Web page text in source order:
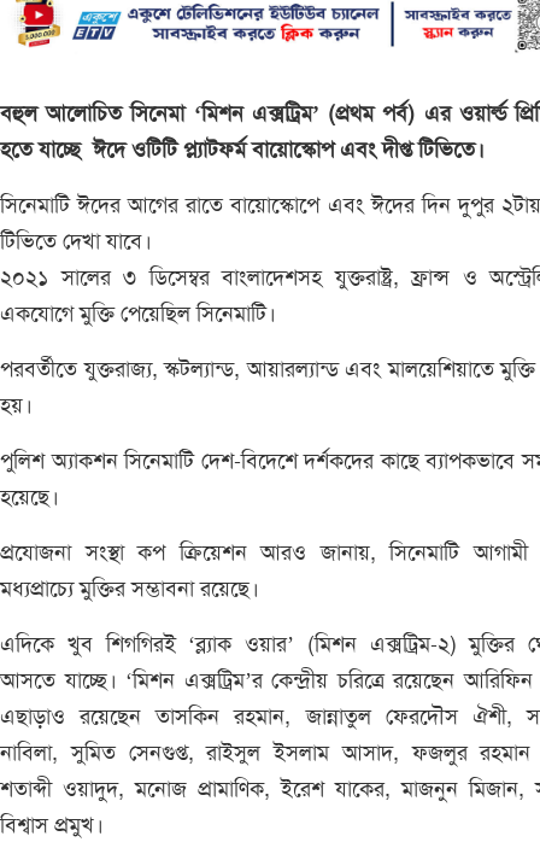
বহুল আলোচিত সিনেমা ‘মিশন এক্সট্রিম’ (প্রথম পর্ব) এর ওয়ার্ল্ড
হতে যাচ্ছে ঈদে ওটিটি প্ল্যাটফর্ম বায়োস্কোপ এবং দীপ্ত টিভিতে।
সিনেমাটি ঈদের আগের রাতে বায়োস্কোপে এবং ঈদের দিন দুপুর ২টায়
টিভিতে দেখা যাবে।
২০২১ সালের ৩ ডিসেম্বর বাংলাদেশসহ যুক্তরাষ্ট্র, ফ্রান্স ও
একযোগে মুক্তি পেয়েছিল সিনেমাটি।
পরবর্তীতে যুক্তরাজ্য, স্কটল্যান্ড, আয়ারল্যান্ড এবং মালয়েশিয়াতে মুক্তি
হয়।
পুলিশ অ্যাকশন সিনেমাটি দেশ-বিদেশে দর্শকদের কাছে ব্যাপকভাবে
হয়েছে।
প্রযোজনা সংস্থা কপ ক্রিয়েশন আরও জানায়, সিনেমাটি আগামী
মধ্যপ্রাচ্যে মুক্তির সম্ভাবনা রয়েছে।
এদিকে খুব শিগগিরই ‘ব্ল্যাক ওয়ার’ (মিশন এক্সট্রিম-২) মুক্তির
আসতে যাচ্ছে। ‘মিশন এক্সট্রিম’র কেন্দ্রীয় চরিত্রে রয়েছেন
এছাড়াও রয়েছেন তাসকিন রহমান, জান্নাতুল ফেরদৌস ঐশী,
নাবিলা, সুমিত সেনগুপ্ত, রাইসুল ইসলাম আসাদ, ফজলুর রহমান
শতাব্দী ওয়াদুদ, মনোজ প্রামাণিক, ইরেশ যাকের, মাজনুন মিজান,
বিশ্বাস প্রমুখ।